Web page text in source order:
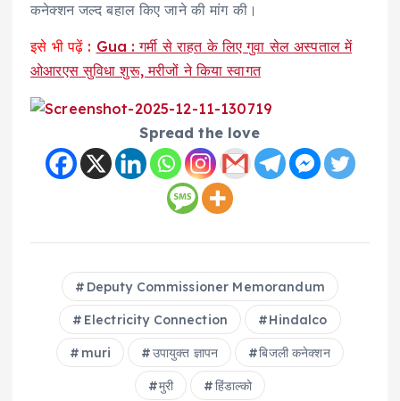
कनेक्शन जल्द बहाल किए जाने की मांग की।
इसे भी पढ़ें : Gua : गर्मी से राहत के लिए गुवा सेल अस्पताल में
ओआरएस सुविधा शुरू, मरीजों ने किया स्वागत
Spread the love
Deputy Commissioner Memorandum
Electricity Connection Hindalco
muri उपायुक्त ज्ञापन बिजली कनेक्शन
मुरी हिंडाल्को